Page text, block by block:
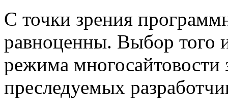
С точки зрения
равноценны. Выбор того
режима многосайтовости
преследуемых